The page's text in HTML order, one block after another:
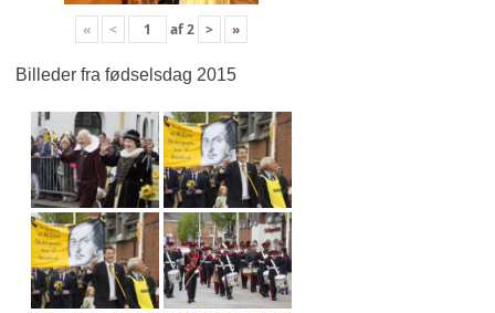
« < af2 > »
Billeder fra fødselsdag 2015